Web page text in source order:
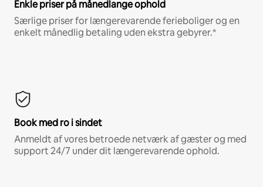
Enkle priser på månedlange ophold
Særlige priser for længerevarende ferieboliger og en
enkelt månedlig betaling uden ekstra gebyrer.*
Book med ro i sindet
Anmeldt af vores betroede netværk af gæster og med
support 24/7 under dit længerevarende ophold.